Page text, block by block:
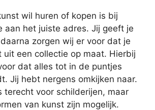
wil huren of kopen is bij
aan het juiste adres. Jij geeft je
zorgen wij er voor dat je
uit een collectie op maat. Hierbij
dat alles tot in de puntjes
Jij hebt nergens omkijken naar.
terecht voor schilderijen, maar
van kunst zijn mogelijk.